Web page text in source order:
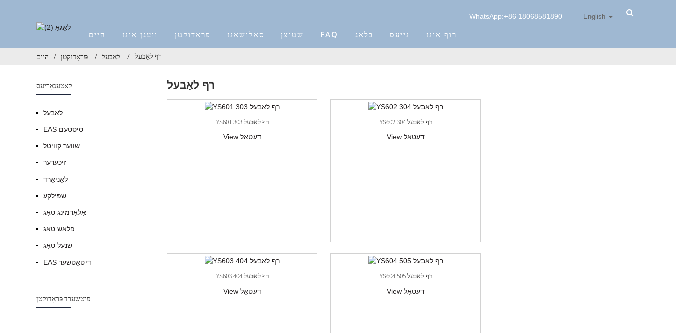
WhatsApp:+86 18068581890 English
היים וועגן אונז פּראָדוקטן סאַלושאַנז שטיצן FAQ בלאָג נייַעס רוף אונז
היים פּראָדוקטן לאַבעל רף לאַבעל
קאַטעגאָריעס
לאַבעל
EAS סיסטעם
שווער קוויטל
זיכערער
לאַניאַרד
שפּילקע
אַלאַרמינג טאַג
פלאַש טאַג
שנעל טאַג
EAS דיטאַטשער
פיטשערד פּראָדוקטן
רף לאַבעל
YS601 303 רף לאַבעל
View דעטאַל
YS602 304 רף לאַבעל
View דעטאַל
YS603 404 רף לאַבעל
View דעטאַל
YS604 505 רף לאַבעל
View דעטאַל